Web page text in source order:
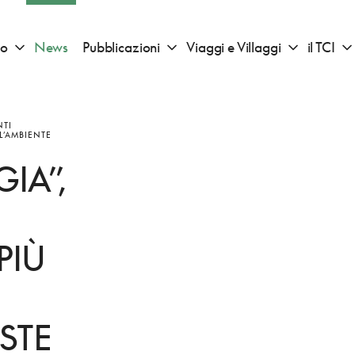
Apri sotto menu "Consigli di viaggio"
News Pubblicazioni Apri sotto menu "Pubblicazioni"
Viaggi e Villaggi Apri sotto
il TCI